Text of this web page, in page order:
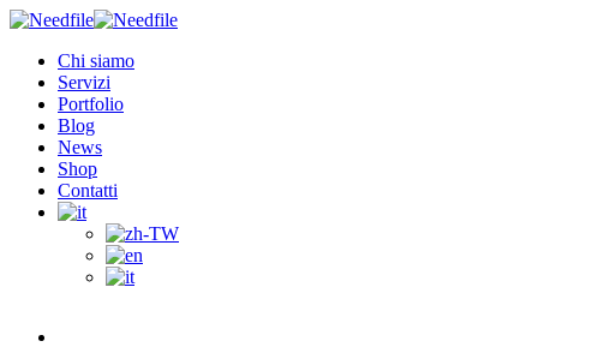
Chi siamo
Servizi
Portfolio
Blog
News
Shop
Contatti